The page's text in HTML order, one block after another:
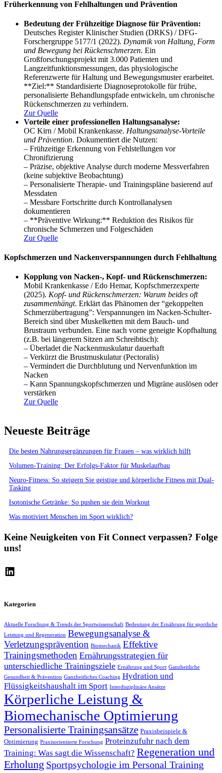
Früherkennung von Fehlhaltungen und Prävention
Bedeutung der Frühzeitige Diagnose für Prävention:
Deutsches Register Klinischer Studien (DRKS) / DFG-
Forschergruppe 5177/1 (2022). Dynamik von Haltung, Form
und Bewegung bei Rückenschmerzen. Ein
Großforschungsprojekt mit 3.000 Patienten und
Langzeitfunktionsmessungen, das physiologische
Referenzwerte für Haltung und Bewegungsmuster erarbeitet.
**Ziel:** Standardisierte Diagnoseprotokolle für frühe,
personalisierte Behandlungspfade entwickeln, um chronische
Rückenschmerzen zu verhindern.
Zur Quelle
Vorteile einer professionellen Haltungsanalyse:
OC Kirn / Mobil Krankenkasse. Haltungsanalyse-Vorteile
und Prävention. Dokumentiert die Nutzen:
– Frühzeitige Erkennung von Fehlstellungen vor
Chronifizierung
– Präzise, objektive Analyse durch moderne Messverfahren
(keine subjektive Beobachtung)
– Personalisierte Therapie- und Trainingspläne basierend auf
Messdaten
– Messbare Fortschritte durch Kontrollanalysen
dokumentieren
– **Präventive Wirkung:** Reduktion des Risikos für
chronische Schmerzen und Folgeschäden
Zur Quelle
Kopfschmerzen und Nackenverspannungen durch Fehlhaltung
Kopplung von Nacken-, Kopf- und Rückenschmerzen:
Mobil Krankenkasse / Edo Hemar, Kopfschmerzexperte
(2025). Kopf- und Rückenschmerzen: Warum beides oft
zusammenhängt. Erklärt das Phänomen der “gekoppelten
Schmerzübertragung”: Verspannungen im Nacken-Schulter-
Bereich sind über Muskelketten mit dem Bauch- und
Brustraum verbunden. Eine nach vorne geneigte Kopfhaltung
(z.B. bei längerem Sitzen am Schreibtisch):
– Überladet die Nackenmuskulatur dauerhaft
– Verkürzt die Brustmuskulatur (Pectoralis)
– Vermindert die Durchblutung und Nervenfunktion im
Nacken
– Kann Spannungskopfschmerzen und Migräne auslösen oder
verstärken
Zur Quelle
Neueste Beiträge
Die besten Nahrungsergänzungen für Frauen – was wirklich hilft
Volumen-Training: Der Erfolgs-Faktor für Muskelaufbau
Neuro-Fitness: So steigern Sie geistige und körperliche Fitness mit Dual-
Tasking
Isotonische Getränke: So pushen sie dein Workout
Was motiviert Menschen im Sport wirklich?
Keine Neuigkeiten von Fit Connect verpassen? Folge
uns!
LinkedIn
Kategorien
Aktuelle Forschung & Trends der Sportwissenschaft Bedeutung der Ernährung für sportliche
Leistung und Regeneration Bewegungsanalyse &
Verletzungsprävention Biomechanik Effektive
Trainingsmethoden Ernährungsstrategien für
unterschiedliche Trainingsziele Ernährung und Sport Ganzheitliche
Gesundheit & Prävention Ganzheitliches Coaching Hydration und
Flüssigkeitshaushalt im Sport Interdisziplinäre Ansätze
Körperliche Leistung &
Biomechanische Optimierung
Personalisierte Trainingsansätze Praxisbeispiele &
Optimierung Praxisorientierte Forschung Proteinzufuhr nach dem
Training: Was sagt die Wissenschaft? Regeneration und
Erholung Sportpsychologie im Personal Training